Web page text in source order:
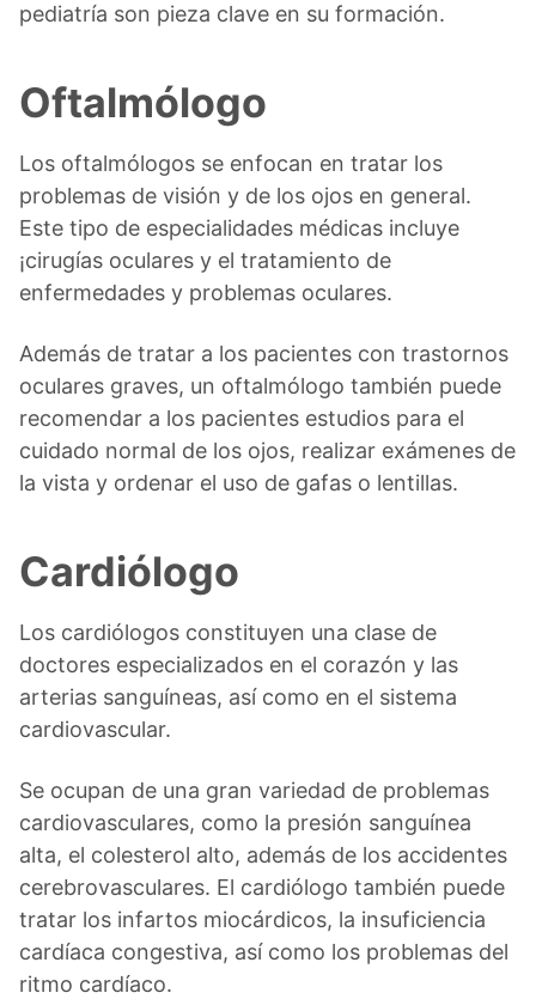
pediatría son pieza clave en su formación.
Oftalmólogo
Los oftalmólogos se enfocan en tratar los
problemas de visión y de los ojos en general.
Este tipo de especialidades médicas incluye
¡cirugías oculares y el tratamiento de
enfermedades y problemas oculares.
Además de tratar a los pacientes con trastornos
oculares graves, un oftalmólogo también puede
recomendar a los pacientes estudios para el
cuidado normal de los ojos, realizar exámenes de
la vista y ordenar el uso de gafas o lentillas.
Cardiólogo
Los cardiólogos constituyen una clase de
doctores especializados en el corazón y las
arterias sanguíneas, así como en el sistema
cardiovascular.
Se ocupan de una gran variedad de problemas
cardiovasculares, como la presión sanguínea
alta, el colesterol alto, además de los accidentes
cerebrovasculares. El cardiólogo también puede
tratar los infartos miocárdicos, la insuficiencia
cardíaca congestiva, así como los problemas del
ritmo cardíaco.